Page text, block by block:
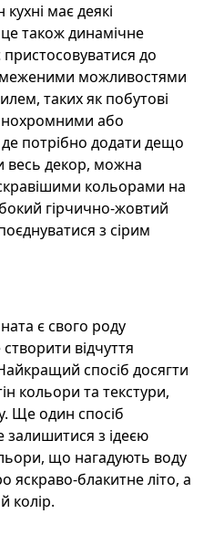
кухні має деякі
також динамічне
до
можливостями
таких як побутові
або
потрібно додати дещо
весь декор, можна
кольорами на
гірчично-жовтий
з сірим
є свого роду
відчуття
спосіб досягти
кольори та текстури,
Ще один спосіб
залишитися з ідеєю
що нагадують воду
яскраво-блакитне літо, а
колір.